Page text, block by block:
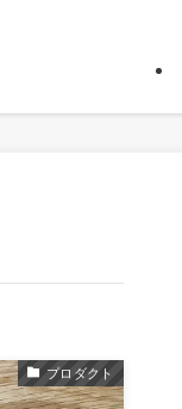
プロダクト